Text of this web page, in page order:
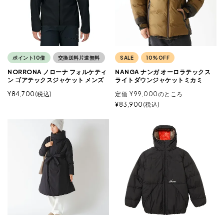
ポイント10倍 交換送料片道無料
NORRONA ノローナ フォルケティ
ン ゴアテックスジャケット メンズ
¥84,700 税込
SALE 10%OFF
NANGA ナンガ オーロラテックス
ライトダウンジャケットミカミ
定価 ¥99,000のところ
¥83,900 税込